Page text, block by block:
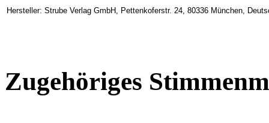
Hersteller: Strube Verlag GmbH, Pettenkoferstr. 24, 80336 München,
Zugehöriges